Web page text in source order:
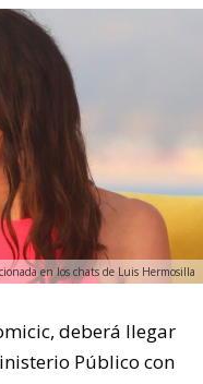
en los chats de Luis Hermosilla
deberá llegar
Público con